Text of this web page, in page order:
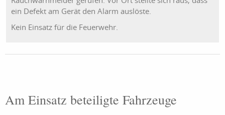
ein Defekt am Gerät den Alarm auslöste.
Kein Einsatz für die Feuerwehr.
Am Einsatz beteiligte Fahrzeuge